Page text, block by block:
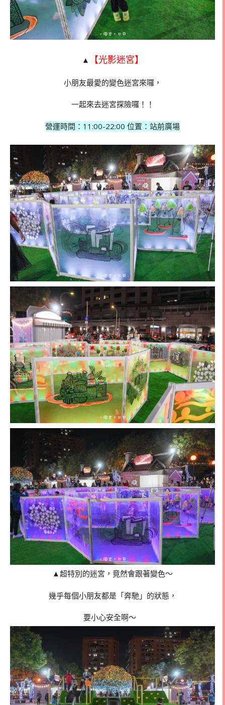
▲ 【光影迷宮】
小朋友最愛的變色迷宮來囉，
一起來去迷宮探險囉！！
營運時間： 11:00-22:00 位置：站前廣場
▲超特別的迷宮，竟然會跟著變色～
幾乎每個小朋友都是「奔馳」的狀態，
要小心安全啊～